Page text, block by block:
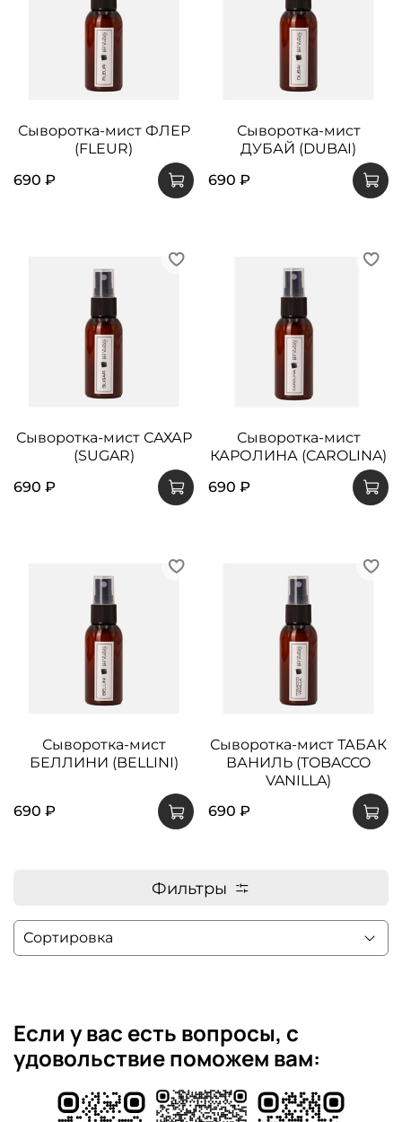
Сыворотка-мист ФЛЕР
(FLEUR)
690 ₽
Сыворотка-мист
ДУБАЙ (DUBAI)
690 ₽
Сыворотка-мист САХАР
(SUGAR)
690 ₽
Сыворотка-мист
КАРОЛИНА (CAROLINA)
690 ₽
Сыворотка-мист
БЕЛЛИНИ (BELLINI)
690 ₽
Сыворотка-мист ТАБАК
ВАНИЛЬ (TOBACCO
VANILLA)
690 ₽
Фильтры
Если у вас есть вопросы, с
удовольствие поможем вам: